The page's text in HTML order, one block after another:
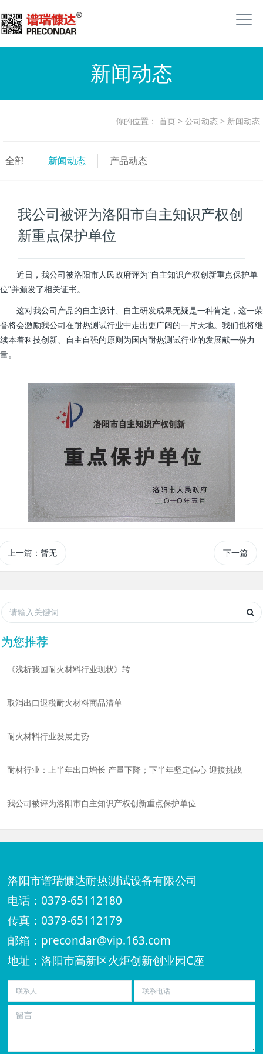
新闻动态
你的位置： 首页 > 公司动态 > 新闻动态
全部 新闻动态 产品动态
我公司被评为洛阳市自主知识产权创
新重点保护单位
近日，我公司被洛阳市人民政府评为“自主知识产权创新重点保护单
位”并颁发了相关证书。
这对我公司产品的自主设计、自主研发成果无疑是一种肯定，这一荣
誉将会激励我公司在耐热测试行业中走出更广阔的一片天地。我们也将继
续本着科技创新、自主自强的原则为国内耐热测试行业的发展献一份力
量。
上一篇：暂无 下一篇
为您推荐
《浅析我国耐火材料行业现状》转
取消出口退税耐火材料商品清单
耐火材料行业发展走势
耐材行业：上半年出口增长 产量下降；下半年坚定信心 迎接挑战
我公司被评为洛阳市自主知识产权创新重点保护单位
洛阳市谱瑞慷达耐热测试设备有限公司
电话：0379-65112180
传真：0379-65112179
邮箱：precondar@vip.163.com
地址：洛阳市高新区火炬创新创业园C座